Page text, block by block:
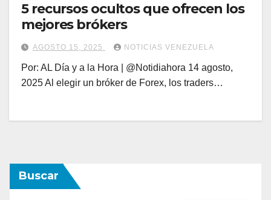
5 recursos ocultos que ofrecen los
mejores brókers
AGOSTO 15, 2025 NOTICIAS VENEZUELA
Por: AL Día y a la Hora | @Notidiahora 14 agosto,
2025 Al elegir un bróker de Forex, los traders…
Buscar